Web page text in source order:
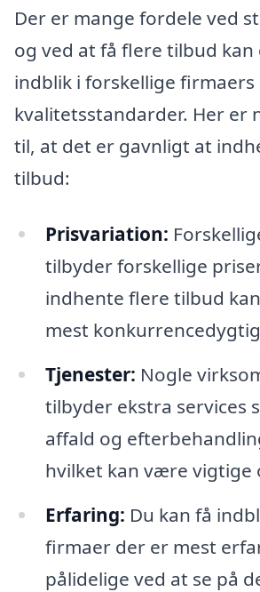
Der er mange fordele ved
og ved at få flere tilbud kan
indblik i forskellige
kvalitetsstandarder. Her er
til, at det er gavnligt at
tilbud:
Prisvariation:
tilbyder forskellige
indhente flere tilbud
mest
Tjenester: Nogle
tilbyder ekstra services
affald og
hvilket kan være vigtige
Erfaring: Du kan få
firmaer der er mest
pålidelige ved at se på